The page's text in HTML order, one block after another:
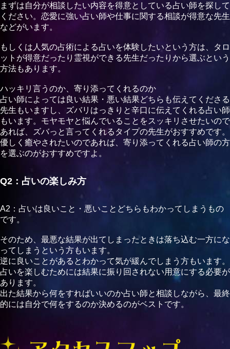
まずは自分が相談したい内容を得意としている占い師を探して
ください。恋愛に強い占い師や仕事に関する相談が得意な先生
などがいます。
もしくは人気の占術による占いを体験したいという方は、タロ
ットが得意だったり霊視ができる先生だったりから選ぶという
方法もあります。
ハッキリ言うのか、寄り添ってくれるのか
占い師によっては良い結果・悪い結果どちらも伝えてくださる
先生もいますし、ズバリはっきりと辛口に伝えてくれる占い師
もいます。モヤモヤと悩んでいることをスッキリさせたいので
あれば、ズバっと言ってくれるタイプの先生がおすすめです。
優しく癒やされたいのであれば、寄り添ってくれる占い師の方
を選ぶのがおすすめですよ。
Q2：占いの楽しみ方
A2：占いは良いこと・悪いことどちらもわかってしまうもの
です。
そのため、最悪な結果が出てしまったときは落ち込む一方にな
ってしまうという方もいます。
逆に良いことがあるとわかって気が緩んでしまう方もいます。
占いを楽しむためには結果に振り回されない用意にする必要が
あります。
出た結果から何をすればいいのか占い師と相談しながら、最終
的には自分で何をするのか決めるのがベストです。